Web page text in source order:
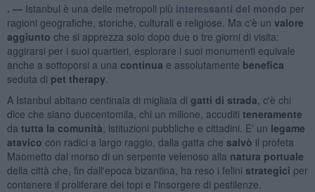
. — Istanbul è una delle metropoli più interessanti del mondo per
ragioni geografiche, storiche, culturali e religiose. Ma c'è un valore
aggiunto che si apprezza solo dopo due o tre giorni di visita:
aggirarsi per i suoi quartieri, esplorare i suoi monumenti equivale
anche a sottoporsi a una continua e assolutamente benefica
seduta di pet therapy
A Istanbul abitano centinaia di migliaia di gatti di strada , c'è chi
dice che siano duecentomila, chi un milione, accuditi teneramente
da tutta la comunità , istituzioni pubbliche e cittadini. E' un legame
atavico con radici a largo raggio, dalla gatta che salvò il profeta
Maometto dal morso di un serpente velenoso alla natura portuale
della città che, fin dall'epoca bizantina, ha reso i felini strategici per
contenere il proliferare dei topi e l'insorgere di pestilenze.